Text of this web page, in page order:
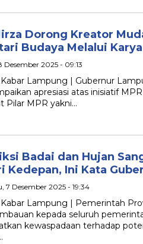
Dorong Kreator
Budaya Melalui
Desember 2025 - 09:13
Lampung | Gubernur
apresiasi atas inisiatif
Pilar MPR yakni…
Badai dan Hujan
Kedepan, Ini Kata
7 Desember 2025 - 19:34
Lampung | Pemerintah
kepada seluruh
kewaspadaan terhadap